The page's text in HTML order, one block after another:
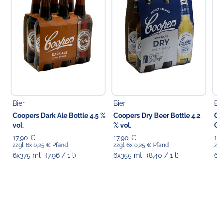
22769 Hamburg
Bier
Coopers Dark Ale Bottle 4.5 %
vol.
17,90 €
zzgl. 6x 0,25 € Pfand
6x375 ml (7,96 / 1 l)
Bier
Coopers Dry Beer Bottle 4.2
% vol.
17,90 €
zzgl. 6x 0,25 € Pfand
6x355 ml (8,40 / 1 l)